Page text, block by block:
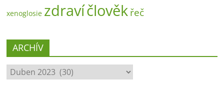
xenoglosie zdravíčlověkřeč
ARCHÍV
ARCHÍV